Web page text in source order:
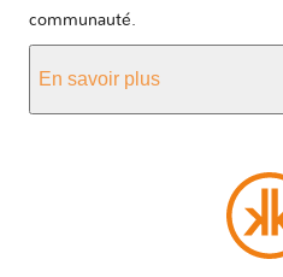
communauté.
En savoir plus